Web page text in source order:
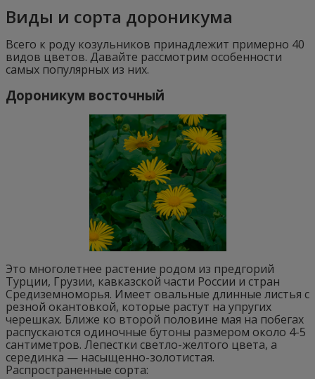
Виды и сорта дороникума
Всего к роду козульников принадлежит примерно 40
видов цветов. Давайте рассмотрим особенности
самых популярных из них.
Дороникум восточный
Это многолетнее растение родом из предгорий
Турции, Грузии, кавказской части России и стран
Средиземноморья. Имеет овальные длинные листья с
резной окантовкой, которые растут на упругих
черешках. Ближе ко второй половине мая на побегах
распускаются одиночные бутоны размером около 4-5
сантиметров. Лепестки светло-желтого цвета, а
серединка — насыщенно-золотистая.
Распространенные сорта: